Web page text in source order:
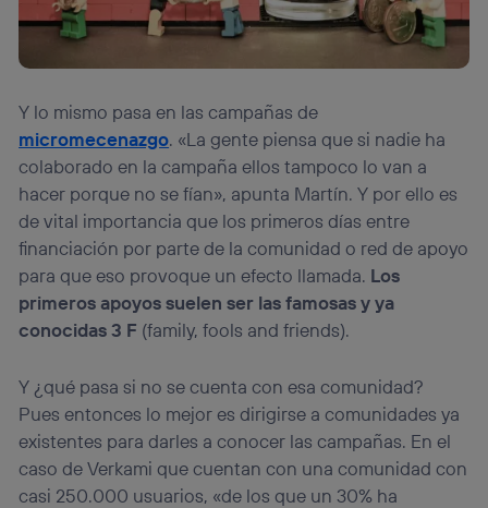
Y lo mismo pasa en las campañas de
micromecenazgo. «La gente piensa que si nadie ha
colaborado en la campaña ellos tampoco lo van a
hacer porque no se fían», apunta Martín. Y por ello es
de vital importancia que los primeros días entre
financiación por parte de la comunidad o red de apoyo
para que eso provoque un efecto llamada. Los
primeros apoyos suelen ser las famosas y ya
conocidas 3 F (family, fools and friends).
Y ¿qué pasa si no se cuenta con esa comunidad?
Pues entonces lo mejor es dirigirse a comunidades ya
existentes para darles a conocer las campañas. En el
caso de Verkami que cuentan con una comunidad con
casi 250.000 usuarios, «de los que un 30% ha